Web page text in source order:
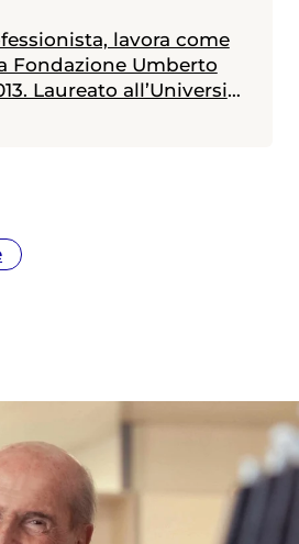
lavora come
Fondazione Umberto
Laureato all’Università
Cattolica).
alcune esperienze
collabora